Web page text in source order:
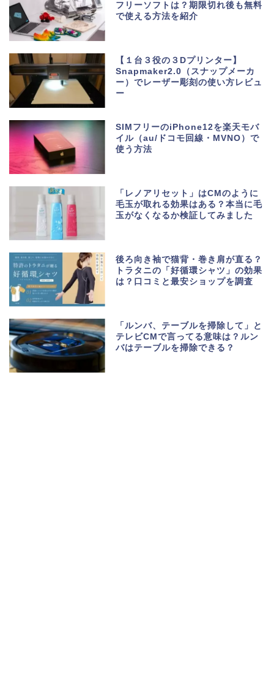
フリーソフトは？期限切れ後も無料
で使える方法を紹介
【１台３役の３Dプリンター】
Snapmaker2.0（スナップメーカ
ー）でレーザー彫刻の使い方レビュ
ー
SIMフリーのiPhone12を楽天モバ
イル（au/ドコモ回線・MVNO）で
使う方法
「レノアリセット」はCMのように
毛玉が取れる効果はある？本当に毛
玉がなくなるか検証してみました
後ろ向き袖で猫背・巻き肩が直る？
トラタニの「好循環シャツ」の効果
は？口コミと最安ショップを調査
「ルンバ、テーブルを掃除して」と
テレビCMで言ってる意味は？ルン
バはテーブルを掃除できる？